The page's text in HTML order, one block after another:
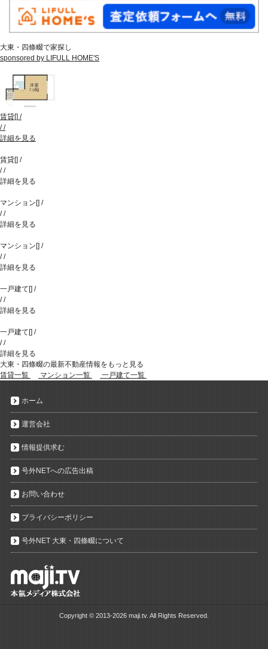
大東・四條畷で家探し
sponsored by LIFULL HOME'S
賃貸[] /
//
詳細を見る
賃貸[] /
//
詳細を見る
マンション[] /
//
詳細を見る
マンション[] /
//
詳細を見る
一戸建て[] /
//
詳細を見る
一戸建て[] /
//
詳細を見る
大東・四條畷の最新不動産情報をもっと見る
賃貸一覧
マンション一覧 一戸建て一覧
ホーム
運営会社
情報提供求む
号外NETへの広告出稿
お問い合わせ
プライバシーポリシー
号外NET 大東・四條畷について
Copyright © 2013-2026 maji.tv. All Rights Reserved.